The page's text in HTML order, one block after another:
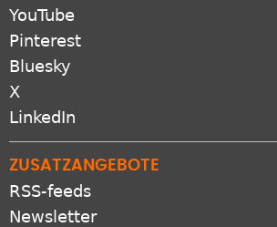
YouTube
Pinterest
Bluesky
X
LinkedIn
ZUSATZANGEBOTE
RSS-feeds
Newsletter